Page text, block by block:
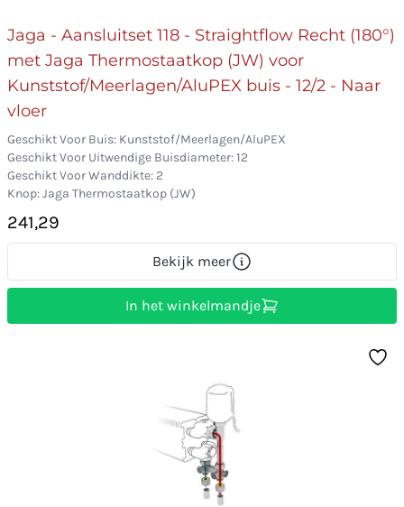
Jaga - Aansluitset 118 - Straightflow Recht (180°)
met Jaga Thermostaatkop (JW) voor
Kunststof/Meerlagen/AluPEX buis - 12/2 - Naar
vloer
Geschikt Voor Buis: Kunststof/Meerlagen/AluPEX
Geschikt Voor Uitwendige Buisdiameter: 12
Geschikt Voor Wanddikte: 2
Knop: Jaga Thermostaatkop (JW)
241,29
Bekijk meer
In het winkelmandje